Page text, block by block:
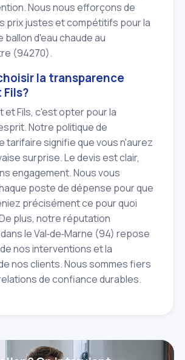
Nous nous efforçons de
prix justes et compétitifs pour la
ballon d'eau chaude au
(94270).
la transparence
et Fils, c'est opter pour la
Notre politique de
tarifaire signifie que vous n'aurez
surprise. Le devis est clair,
engagement. Nous vous
poste de dépense pour que
précisément ce pour quoi
plus, notre réputation
le Val‑de‑Marne (94) repose
nos interventions et la
nos clients. Nous sommes fiers
de confiance durables.